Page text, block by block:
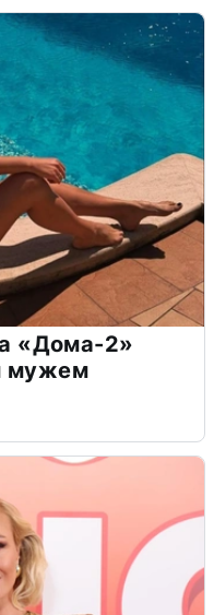
«Дома-2»
мужем